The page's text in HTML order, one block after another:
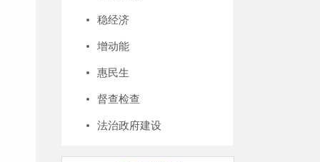
稳经济
增动能
惠民生
督查检查
法治政府建设